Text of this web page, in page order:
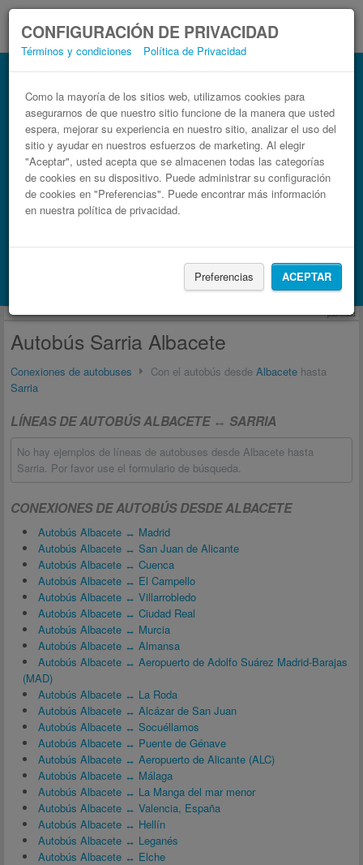
CONFIGURACIÓN DE PRIVACIDAD
Términos y condiciones Política de Privacidad
Como la mayoría de los sitios web, utilizamos cookies para
asegurarnos de que nuestro sitio funcione de la manera que usted
espera, mejorar su experiencia en nuestro sitio, analizar el uso del
sitio y ayudar en nuestros esfuerzos de marketing. Al elegir
"Aceptar", usted acepta que se almacenen todas las categorías
de cookies en su dispositivo. Puede administrar su configuración
de cookies en "Preferencias". Puede encontrar más información
en nuestra política de privacidad.
Preferencias ACEPTAR
Autobús Albacete Sarria
Billetes de autobuses en solo 3 pasos
Busca también alojamiento con Booking.com
publicidad
Autobús Sarria Albacete
Conexiones de autobuses Con el autobús desde Albacete hasta
Sarria
LÍNEAS DE AUTOBÚS ALBACETE ↔ SARRIA
No hay ejemplos de líneas de autobuses desde Albacete hasta
Sarria. Por favor use el formulario de búsqueda.
CONEXIONES DE AUTOBÚS DESDE ALBACETE
Autobús Albacete ↔ Madrid
Autobús Albacete ↔ San Juan de Alicante
Autobús Albacete ↔ Cuenca
Autobús Albacete ↔ El Campello
Autobús Albacete ↔ Villarrobledo
Autobús Albacete ↔ Ciudad Real
Autobús Albacete ↔ Murcia
Autobús Albacete ↔ Almansa
Autobús Albacete ↔ Aeropuerto de Adolfo Suárez Madrid-Barajas
(MAD)
Autobús Albacete ↔ La Roda
Autobús Albacete ↔ Alcázar de San Juan
Autobús Albacete ↔ Socuéllamos
Autobús Albacete ↔ Puente de Génave
Autobús Albacete ↔ Aeropuerto de Alicante (ALC)
Autobús Albacete ↔ Málaga
Autobús Albacete ↔ La Manga del mar menor
Autobús Albacete ↔ Valencia, España
Autobús Albacete ↔ Hellín
Autobús Albacete ↔ Leganés
Autobús Albacete ↔ Elche